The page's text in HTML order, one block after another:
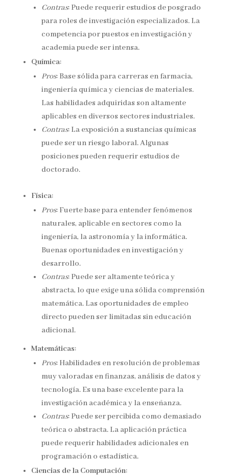
Contras: Puede requerir estudios de posgrado
para roles de investigación especializados. La
competencia por puestos en investigación y
academia puede ser intensa.
Química:
Pros: Base sólida para carreras en farmacia,
ingeniería química y ciencias de materiales.
Las habilidades adquiridas son altamente
aplicables en diversos sectores industriales.
Contras: La exposición a sustancias químicas
puede ser un riesgo laboral. Algunas
posiciones pueden requerir estudios de
doctorado.
Física:
Pros: Fuerte base para entender fenómenos
naturales, aplicable en sectores como la
ingeniería, la astronomía y la informática.
Buenas oportunidades en investigación y
desarrollo.
Contras: Puede ser altamente teórica y
abstracta, lo que exige una sólida comprensión
matemática. Las oportunidades de empleo
directo pueden ser limitadas sin educación
adicional.
Matemáticas:
Pros: Habilidades en resolución de problemas
muy valoradas en finanzas, análisis de datos y
tecnología. Es una base excelente para la
investigación académica y la enseñanza.
Contras: Puede ser percibida como demasiado
teórica o abstracta. La aplicación práctica
puede requerir habilidades adicionales en
programación o estadística.
Ciencias de la Computación: